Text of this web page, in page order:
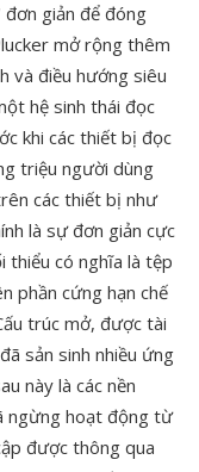
giản để đóng
mở rộng thêm
và điều hướng siêu
hệ sinh thái đọc
khi các thiết bị đọc
triệu người dùng
các thiết bị như
là sự đơn giản cực
thiểu có nghĩa là tệp
phần cứng hạn chế
trúc mở, được tài
sản sinh nhiều ứng
này là các nền
ngừng hoạt động từ
được thông qua